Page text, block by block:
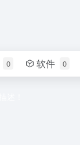
0 软件 0